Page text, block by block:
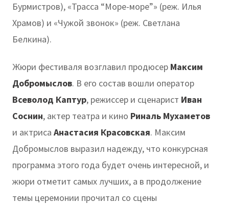
Бурмистров), «Трасса “Море-море”» (реж. Илья
Храмов) и «Чужой звонок» (реж. Светлана
Белкина).
Жюри фестиваля возглавил продюсер Максим
Добромыслов. В его состав вошли оператор
Всеволод Каптур, режиссер и сценарист Иван
Соснин, актер театра и кино Риналь Мухаметов
и актриса Анастасия Красовская. Максим
Добромыслов выразил надежду, что конкурсная
программа этого года будет очень интересной, и
жюри отметит самых лучших, а в продолжение
темы церемонии прочитал со сцены